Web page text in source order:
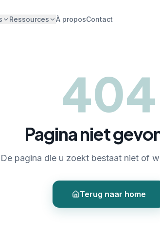
Ressources À proposContact
404
Pagina niet
De pagina die u zoekt bestaat niet of
Terug naar home